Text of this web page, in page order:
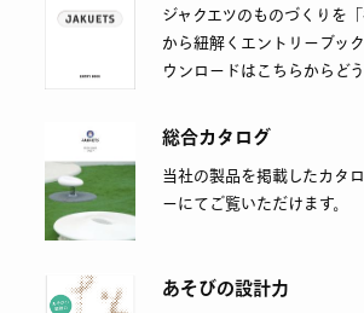
ジャクエツのものづくりを
から紐解くエントリーブッ
ウンロードはこちらからどう
総合カタログ
当社の製品を掲載したカタ
ーにてご覧いただけます。
あそびの設計力